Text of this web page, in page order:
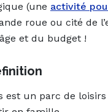
(une activité
roue ou cité de
et du budget !
un parc de loisirs